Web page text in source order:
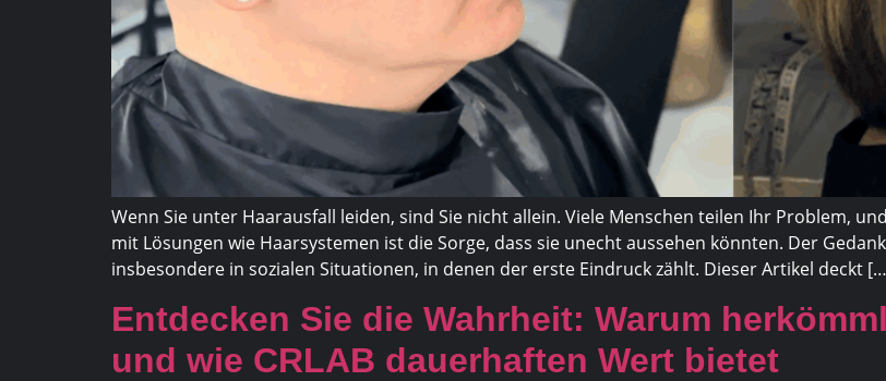
Wenn Sie unter Haarausfall leiden, sind Sie nicht allein. Viele Menschen teilen Ihr Problem,
mit Lösungen wie Haarsystemen ist die Sorge, dass sie unecht aussehen könnten. Der
insbesondere in sozialen Situationen, in denen der erste Eindruck zählt. Dieser Artikel deckt
Entdecken Sie die Wahrheit: Warum
und wie CRLAB dauerhaften Wert bietet